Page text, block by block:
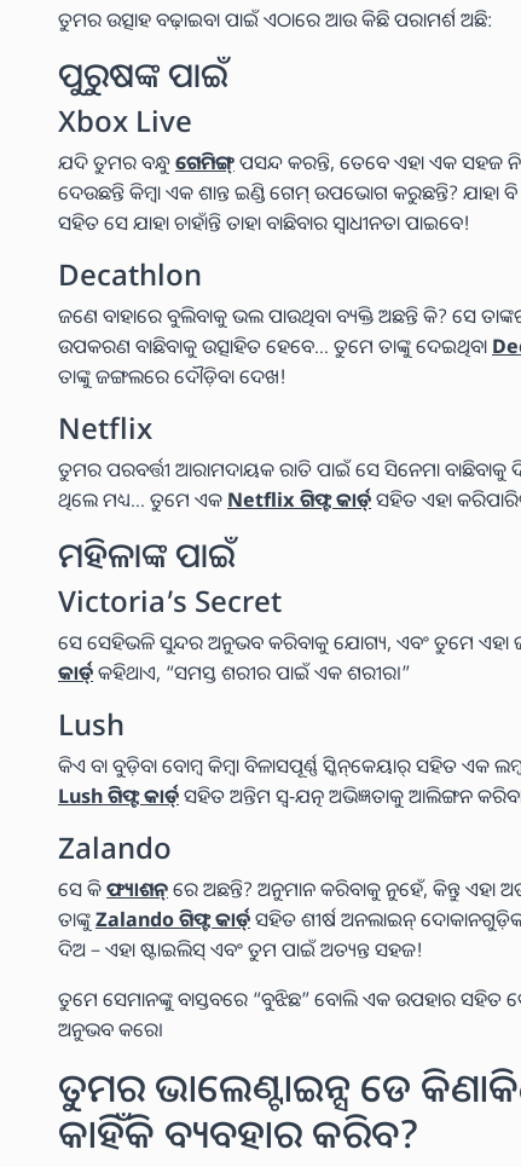
ତୁମର ଉତ୍ସାହ ବଢ଼ାଇବା ପାଇଁ ଏଠାରେ ଆଉ କିଛି ପରାମର୍ଶ ଅଛି:
ପୁରୁଷଙ୍କ ପାଇଁ
Xbox Live
ଯଦି ତୁମର ବନ୍ଧୁଗେମିଙ୍ଗ୍ପସନ୍ଦ କରନ୍ତି, ତେବେ ଏହା ଏକ ସହଜ
ଦେଉଛନ୍ତି କିମ୍ବା ଏକ ଶାନ୍ତ ଇଣ୍ଡି ଗେମ୍ ଉପଭୋଗ କରୁଛନ୍ତି? ଯାହା
ସହିତ ସେ ଯାହା ଚାହାଁନ୍ତି ତାହା ବାଛିବାର ସ୍ୱାଧୀନତା ପାଇବେ!
Decathlon
ଜଣେ ବାହାରେ ବୁଲିବାକୁ ଭଲ ପାଉଥିବା ବ୍ୟକ୍ତି ଅଛନ୍ତି କି? ସେ
ଉପକରଣ ବାଛିବାକୁ ଉତ୍ସାହିତ ହେବେ… ତୁମେ ତାଙ୍କୁ ଦେଇଥିବା
ତାଙ୍କୁ ଜଙ୍ଗଲରେ ଦୌଡ଼ିବା ଦେଖ!
Netflix
ତୁମର ପରବର୍ତ୍ତୀ ଆରାମଦାୟକ ରାତି ପାଇଁ ସେ ସିନେମା ବାଛିବାକୁ
ଥିଲେ ମଧ୍ୟ… ତୁମେ ଏକ Netflix ଗିଫ୍ଟ କାର୍ଡ୍ସହିତ ଏହା
ମହିଳାଙ୍କ ପାଇଁ
Victoria’s Secret
ସେ ସେହିଭଳି ସୁନ୍ଦର ଅନୁଭବ କରିବାକୁ ଯୋଗ୍ୟ, ଏବଂ ତୁମେ ଏହା
କାର୍ଡ୍କହିଥାଏ, “ସମସ୍ତ ଶରୀର ପାଇଁ ଏକ ଶରୀର।”
Lush
କିଏ ବା ବୁଡ଼ିବା ବୋମ୍ବ କିମ୍ବା ବିଳାସପୂର୍ଣ୍ଣ ସ୍କିନ୍‌କେୟାର୍ ସହିତ ଏକ
Lush ଗିଫ୍ଟ କାର୍ଡ୍ସହିତ ଅନ୍ତିମ ସ୍ୱ-ଯତ୍ନ ଅଭିଜ୍ଞତାକୁ ଆଲିଙ୍ଗନ
Zalando
ସେ କିଫ୍ୟାଶନ୍ରେ ଅଛନ୍ତି? ଅନୁମାନ କରିବାକୁ ନୁହେଁ, କିନ୍ତୁ ଏହା
ତାଙ୍କୁZalando ଗିଫ୍ଟ କାର୍ଡ୍ସହିତ ଶୀର୍ଷ ଅନଲାଇନ୍
ଦିଅ – ଏହା ଷ୍ଟାଇଲିସ୍ ଏବଂ ତୁମ ପାଇଁ ଅତ୍ୟନ୍ତ ସହଜ!
ତୁମେ ସେମାନଙ୍କୁ ବାସ୍ତବରେ “ବୁଝିଛ” ବୋଲି ଏକ ଉପହାର ସହିତ
ଅନୁଭବ କରେ।
ତୁମର ଭାଲେଣ୍ଟାଇନ୍ସ ଡେ
କାହିଁକି ବ୍ୟବହାର କରିବ?